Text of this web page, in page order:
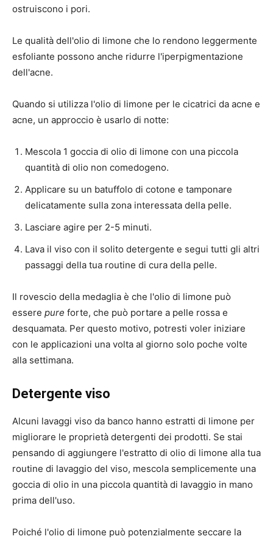
ostruiscono i pori.
Le qualità dell'olio di limone che lo rendono leggermente
esfoliante possono anche ridurre l'iperpigmentazione
dell'acne.
Quando si utilizza l'olio di limone per le cicatrici da acne e
acne, un approccio è usarlo di notte:
Mescola 1 goccia di olio di limone con una piccola
quantità di olio non comedogeno.
Applicare su un batuffolo di cotone e tamponare
delicatamente sulla zona interessata della pelle.
Lasciare agire per 2-5 minuti.
Lava il viso con il solito detergente e segui tutti gli altri
passaggi della tua routine di cura della pelle.
Il rovescio della medaglia è che l'olio di limone può
essere pure forte, che può portare a pelle rossa e
desquamata. Per questo motivo, potresti voler iniziare
con le applicazioni una volta al giorno solo poche volte
alla settimana.
Detergente viso
Alcuni lavaggi viso da banco hanno estratti di limone per
migliorare le proprietà detergenti dei prodotti. Se stai
pensando di aggiungere l'estratto di olio di limone alla tua
routine di lavaggio del viso, mescola semplicemente una
goccia di olio in una piccola quantità di lavaggio in mano
prima dell'uso.
Poiché l'olio di limone può potenzialmente seccare la